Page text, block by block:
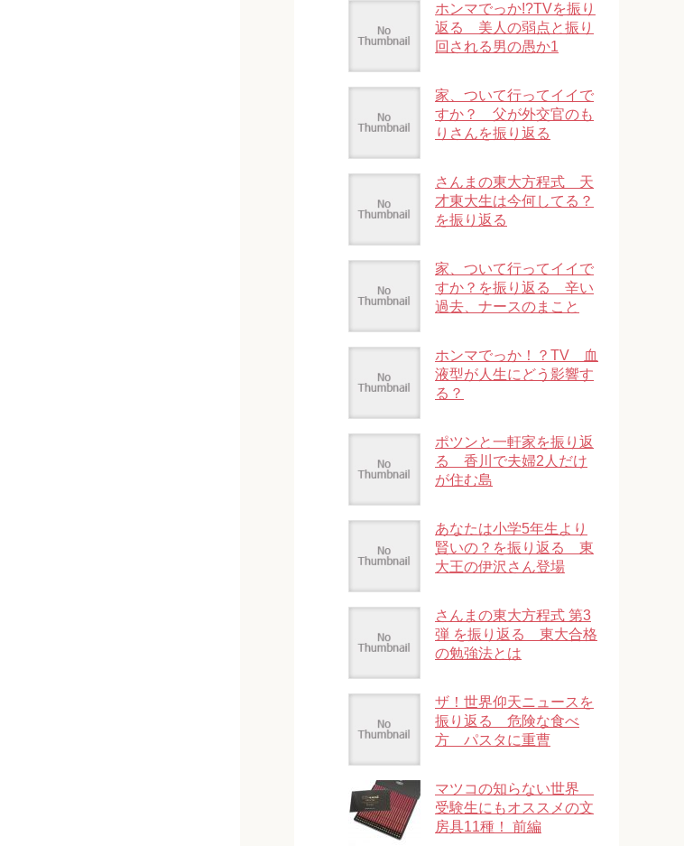
ホンマでっか!?TVを振り
返る 美人の弱点と振り
回される男の愚か1
家、ついて行ってイイで
すか？ 父が外交官のも
りさんを振り返る
さんまの東大方程式 天
才東大生は今何してる？
を振り返る
家、ついて行ってイイで
すか？を振り返る 辛い
過去、ナースのまこと
ホンマでっか！？TV 血
液型が人生にどう影響す
る？
ポツンと一軒家を振り返
る 香川で夫婦2人だけ
が住む島
あなたは小学5年生より
賢いの？を振り返る 東
大王の伊沢さん登場
さんまの東大方程式 第3
弾 を振り返る 東大合格
の勉強法とは
ザ！世界仰天ニュースを
振り返る 危険な食べ
方 パスタに重曹
マツコの知らない世界
受験生にもオススメの文
房具11種！ 前編